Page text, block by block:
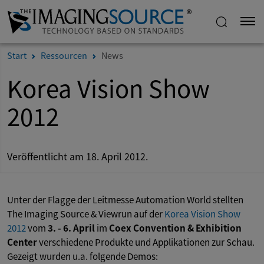
Start Ressourcen News
Korea Vision Show
2012
Veröffentlicht am 18. April 2012.
Unter der Flagge der Leitmesse Automation World stellten
The Imaging Source & Viewrun auf derKorea Vision Show
2012vom3. - 6. Aprilim Coex Convention & Exhibition
Centerverschiedene Produkte und Applikationen zur Schau.
Gezeigt wurden u.a. folgende Demos: